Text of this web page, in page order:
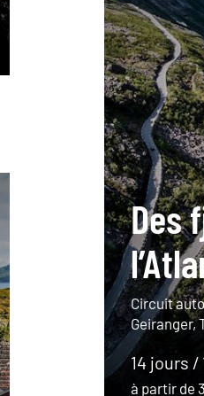
Des
Circuit
Geiranger,
14 jours /
à partir de